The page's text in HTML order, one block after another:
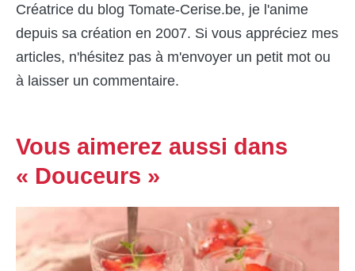
Créatrice du blog Tomate-Cerise.be, je l'anime
depuis sa création en 2007. Si vous appréciez mes
articles, n'hésitez pas à m'envoyer un petit mot ou
à laisser un commentaire.
Vous aimerez aussi dans
« Douceurs »